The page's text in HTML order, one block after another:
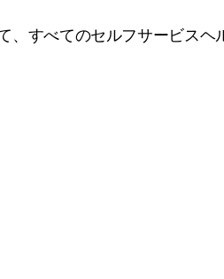
すべてのセルフサービスヘ